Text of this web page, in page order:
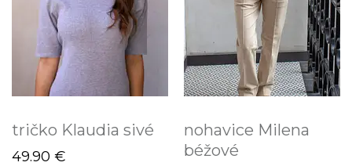
tričko Klaudia sivé
49.90 €
nohavice Milena
béžové